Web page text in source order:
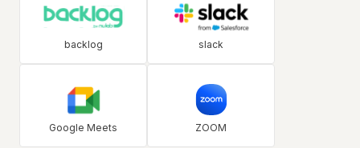
backlog slack
Google Meets ZOOM